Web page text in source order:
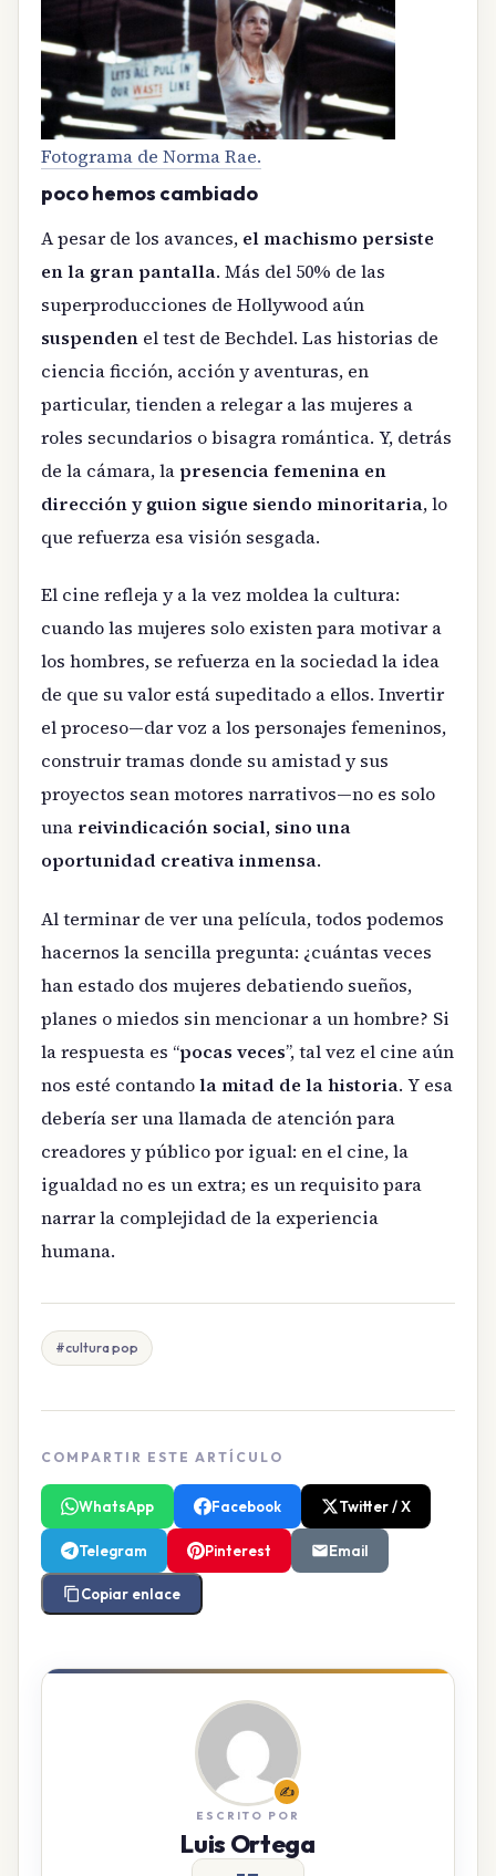
Fotograma de Norma Rae.
poco hemos cambiado
A pesar de los avances, el machismo persiste
en la gran pantalla. Más del 50% de las
superproducciones de Hollywood aún
suspenden el test de Bechdel. Las historias de
ciencia ficción, acción y aventuras, en
particular, tienden a relegar a las mujeres a
roles secundarios o bisagra romántica. Y, detrás
de la cámara, la presencia femenina en
dirección y guion sigue siendo minoritaria, lo
que refuerza esa visión sesgada.
El cine refleja y a la vez moldea la cultura:
cuando las mujeres solo existen para motivar a
los hombres, se refuerza en la sociedad la idea
de que su valor está supeditado a ellos. Invertir
el proceso—dar voz a los personajes femeninos,
construir tramas donde su amistad y sus
proyectos sean motores narrativos—no es solo
una reivindicación social, sino una
oportunidad creativa inmensa.
Al terminar de ver una película, todos podemos
hacernos la sencilla pregunta: ¿cuántas veces
han estado dos mujeres debatiendo sueños,
planes o miedos sin mencionar a un hombre? Si
la respuesta es “pocas veces”, tal vez el cine aún
nos esté contandola mitad de la historia. Y esa
debería ser una llamada de atención para
creadores y público por igual: en el cine, la
igualdad no es un extra; es un requisito para
narrar la complejidad de la experiencia
humana.
#cultura pop
COMPARTIR ESTE ARTÍCULO
WhatsApp Facebook Twitter / X
Telegram Pinterest Email
Copiar enlace
✍️
ESCRITO POR
Luis Ortega